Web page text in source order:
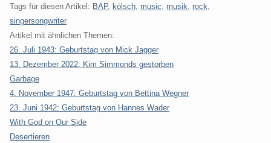
Tags für diesen Artikel: BAP, kölsch, music, musik, rock,
singersongwriter
Artikel mit ähnlichen Themen:
26. Juli 1943: Geburtstag von Mick Jagger
13. Dezember 2022: Kim Simmonds gestorben
Garbage
4. November 1947: Geburtstag von Bettina Wegner
23. Juni 1942: Geburtstag von Hannes Wader
With God on Our Side
Desertieren